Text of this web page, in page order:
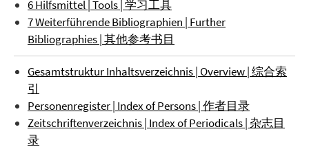
6 Hilfsmittel | Tools | 学习工具
7 Weiterführende Bibliographien | Further
Bibliographies | 其他参考书目
Gesamtstruktur Inhaltsverzeichnis | Overview | 综合索
引
Personenregister | Index of Persons | 作者目录
Zeitschriftenverzeichnis | Index of Periodicals | 杂志目
录